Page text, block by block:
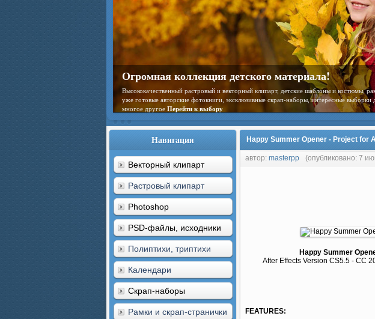
Огромная коллекция детского материала!
Высококачественный растровый и векторный клипарт, детские шаблоны и костюмы,
уже готовые авторские фотокниги, эксклюзивные скрап-наборы, интересные выборки
многое другое Перейти к выбору
Навигация
Векторный клипарт
Растровый клипарт
Photoshop
PSD-файлы, исходники
Полиптихи, триптихи
Календари
Скрап-наборы
Рамки и скрап-странички
Happy Summer Opener - Project for
автор: masterpp (опубликовано: 7
Happy Summer
After Effects Version CS5.5 - CC
FEATURES: